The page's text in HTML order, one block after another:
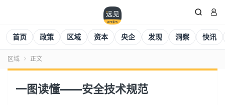
 
首页 政策 区域 资本 央企 发现 洞察 快讯
区域  正文
一图读懂——安全技术规范